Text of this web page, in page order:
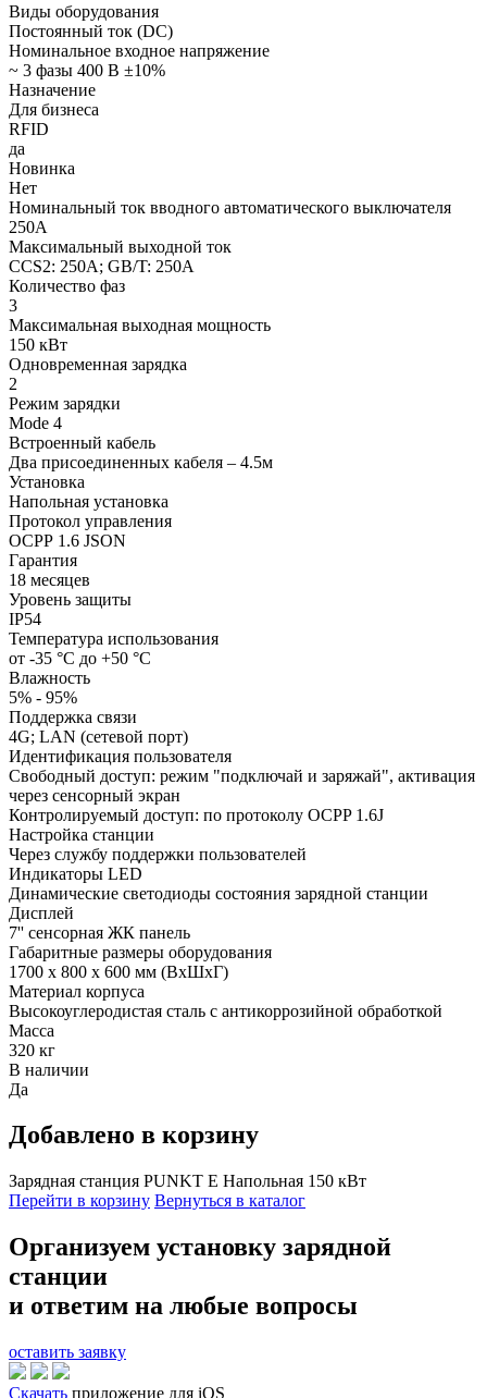
Виды оборудования
Постоянный ток (DC)
Номинальное входное напряжение
~ 3 фазы 400 В ±10%
Назначение
Для бизнеса
RFID
да
Новинка
Нет
Номинальный ток вводного автоматического выключателя
250А
Максимальный выходной ток
CCS2: 250A; GB/T: 250A
Количество фаз
3
Максимальная выходная мощность
150 кВт
Одновременная зарядка
2
Режим зарядки
Mode 4
Встроенный кабель
Два присоединенных кабеля – 4.5м
Установка
Напольная установка
Протокол управления
ОСРР 1.6 JSON
Гарантия
18 месяцев
Уровень защиты
IP54
Температура использования
от -35 °C до +50 °C
Влажность
5% - 95%
Поддержка связи
4G; LAN (сетевой порт)
Идентификация пользователя
Свободный доступ: режим "подключай и заряжай", активация
через сенсорный экран​
Контролируемый доступ: по протоколу OCPP 1.6J
Настройка станции
Через службу поддержки пользователей
Индикаторы LED
Динамические светодиоды состояния зарядной станции
Дисплей
7'' сенсорная ЖК панель
Габаритные размеры оборудования
1700 x 800 x 600 мм (ВxШxГ)
Материал корпуса
Высокоуглеродистая сталь с антикоррозийной обработкой
Масса
320 кг
В наличии
Да
Добавлено в корзину
Зарядная станция PUNKT E Напольная 150 кВт
Перейти в корзину Вернуться в каталог
Организуем установку зарядной
станции
и ответим на любые вопросы
оставить заявку
Скачать приложение для iOS